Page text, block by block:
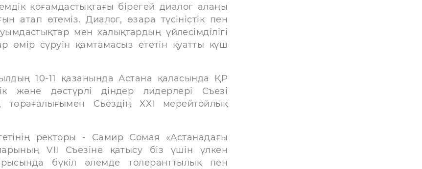
қоғамдастықтағы бірегей диалог алаңы
өтеміз. Диалог, өзара түсіністік пен
мен халықтардың үйлесімділігі
өмір сүруін қамтамасыз ететін қуатты күш
10-11 қазанында Астана қаласында ҚР
және дәстүрлі діндер лидерлері Съезі
Съездің XXI мерейтойлық
ректоры - Самир Сомая «Астанадағы
VII Съезіне қатысу біз үшін үлкен
бүкіл әлемде толеранттылық пен